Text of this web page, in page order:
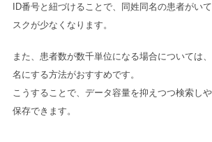
ID番号と紐づけることで、同姓同名の患者がい
スクが少なくなります。
また、患者数が数千単位になる場合については
名にする方法がおすすめです。
こうすることで、データ容量を抑えつつ検索し
保存できます。